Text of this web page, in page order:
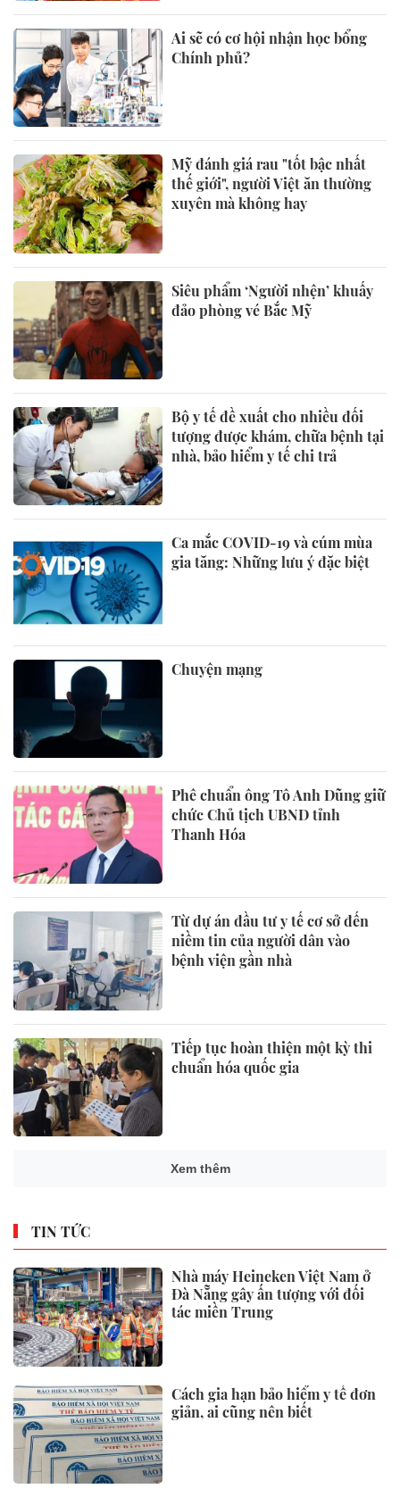
Ai sẽ có cơ hội nhận học bổng
Chính phủ?
Mỹ đánh giá rau "tốt bậc nhất
thế giới", người Việt ăn thường
xuyên mà không hay
Siêu phẩm ‘Người nhện’ khuấy
đảo phòng vé Bắc Mỹ
Bộ y tế đề xuất cho nhiều đối
tượng được khám, chữa bệnh tại
nhà, bảo hiểm y tế chi trả
Ca mắc COVID-19 và cúm mùa
gia tăng: Những lưu ý đặc biệt
Chuyện mạng
Phê chuẩn ông Tô Anh Dũng giữ
chức Chủ tịch UBND tỉnh
Thanh Hóa
Từ dự án đầu tư y tế cơ sở đến
niềm tin của người dân vào
bệnh viện gần nhà
Tiếp tục hoàn thiện một kỳ thi
chuẩn hóa quốc gia
Xem thêm
TIN TỨC
Nhà máy Heineken Việt Nam ở
Đà Nẵng gây ấn tượng với đối
tác miền Trung
Cách gia hạn bảo hiểm y tế đơn
giản, ai cũng nên biết